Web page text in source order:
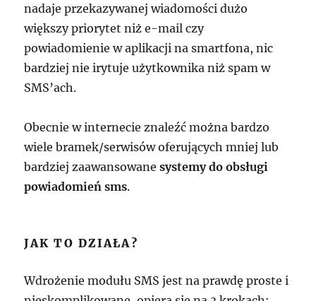
nadaje przekazywanej wiadomości dużo
większy priorytet niż e-mail czy
powiadomienie w aplikacji na smartfona, nic
bardziej nie irytuje użytkownika niż spam w
SMS’ach.
Obecnie w internecie znaleźć można bardzo
wiele bramek/serwisów oferujących mniej lub
bardziej zaawansowanesystemy do obsługi
powiadomień sms.
JAK TO DZIAŁA?
Wdrożenie modułu SMS jest na prawdę proste i